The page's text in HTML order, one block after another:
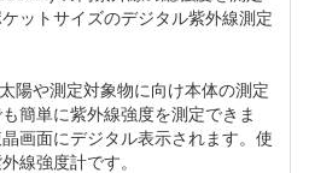
ットサイズのデジタル紫外線測定
陽や測定対象物に向け本体の測定
簡単に紫外線強度を測定できま
画面にデジタル表示されます。使
線強度計です。